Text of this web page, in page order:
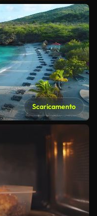
Scaricamento